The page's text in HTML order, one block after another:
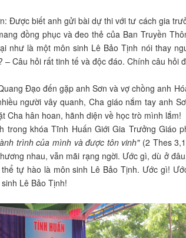
Được biết anh gửi bài dự thi với tư cách gia
đồng phục và đeo thẻ của Ban Truyền
như là một môn sinh Lê Bảo Tịnh nói thay
– Câu hỏi rất tinh tế và độc đáo. Chính câu hỏi
Đạo đến gặp anh Sơn và vợ chồng anh
người vây quanh, Cha giáo nắm tay anh
Cha hân hoan, hãnh diện về học trò mình lắm!
trong khóa Tĩnh Huấn Giới Gia Trưởng Giáo
trình của mình và được tôn vinh" (2 Thes
nhau, vẫn mãi rạng ngời. Ước gì, dù ở
tự hào là môn sinh Lê Bảo Tịnh. Ước gì!
Lê Bảo Tịnh!